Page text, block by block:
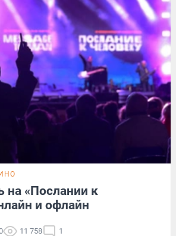
на «Послании к
и офлайн
11 758 1